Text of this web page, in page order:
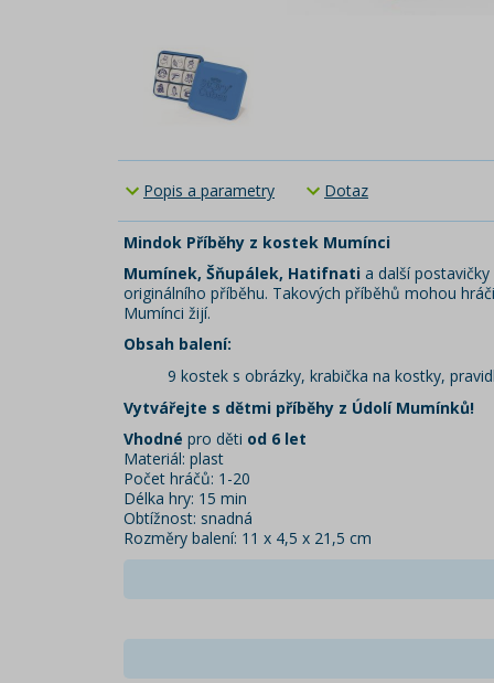
Popis a parametry Dotaz
Mindok Příběhy z kostek Mumínci
Mumínek, Šňupálek, Hatifnati a další
originálního příběhu. Takových příběhů mohou
Mumínci žijí.
Obsah balení:
9 kostek s obrázky, krabička na kostky,
Vytvářejte s dětmi příběhy z Údolí Mumínků!
Vhodné pro děti od 6 let
Materiál: plast
Počet hráčů: 1-20
Délka hry: 15 min
Obtížnost: snadná
Rozměry balení: 11 x 4,5 x 21,5 cm